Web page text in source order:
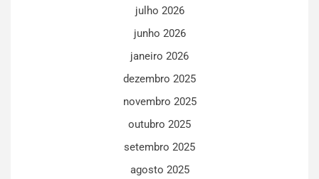
julho 2026
junho 2026
janeiro 2026
dezembro 2025
novembro 2025
outubro 2025
setembro 2025
agosto 2025